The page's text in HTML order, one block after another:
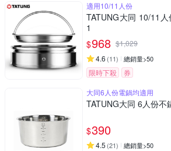
適用10/11人份
TATUNG大同 10/11
1
$968 $1,029
4.6 (11) 總銷量>50
限時下殺
券
大同6人份電鍋均適用
TATUNG大同 6人份不
$390
4.5 (21) 總銷量>50